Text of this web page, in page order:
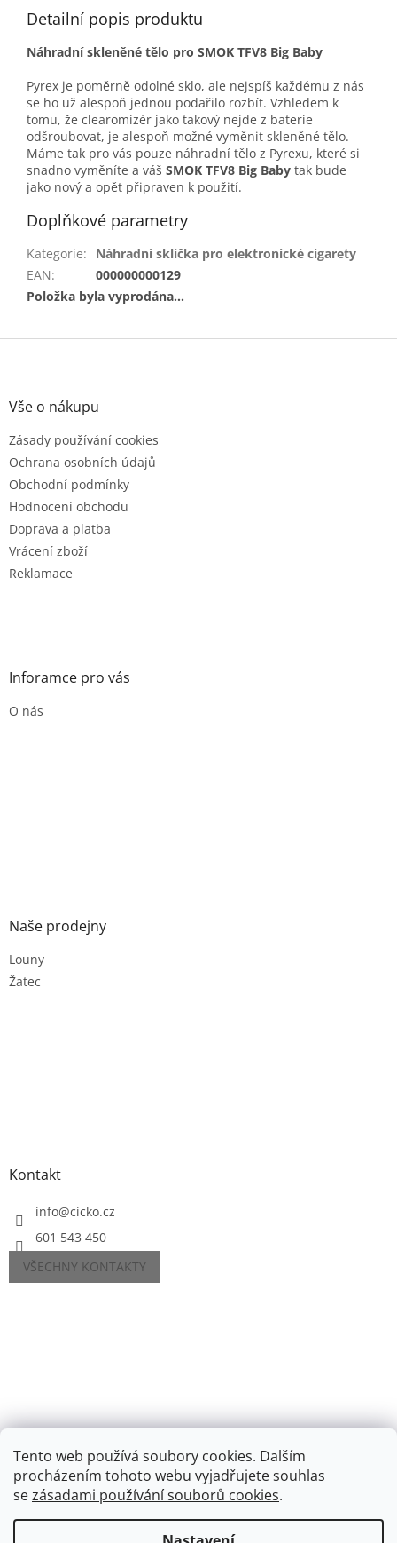
Tento web používá soubory cookies. Dalším
procházením tohoto webu vyjadřujete souhlas
sezásadami používání souborů cookies.
Detailní popis produktu
Náhradní skleněné tělo pro SMOK TFV8 Big Baby
Pyrex je poměrně odolné sklo, ale nejspíš každému z nás
se ho už alespoň jednou podařilo rozbít. Vzhledem k
tomu, že clearomizér jako takový nejde z baterie
odšroubovat, je alespoň možné vyměnit skleněné tělo.
Máme tak pro vás pouze náhradní tělo z Pyrexu, které si
snadno vyměníte a váš SMOK TFV8 Big Baby tak bude
jako nový a opět připraven k použití.
Doplňkové parametry
Kategorie:
Náhradní sklíčka pro elektronické cigarety
EAN:
000000000129
Položka byla vyprodána…
Z
Vše o nákupu
Zásady používání cookies
Ochrana osobních údajů
Obchodní podmínky
Hodnocení obchodu
Doprava a platba
Vrácení zboží
Reklamace
Inforamce pro vás
O nás
Naše prodejny
Louny
Žatec
Kontakt
info@cicko.cz
601 543 450
VŠECHNY KONTAKTY